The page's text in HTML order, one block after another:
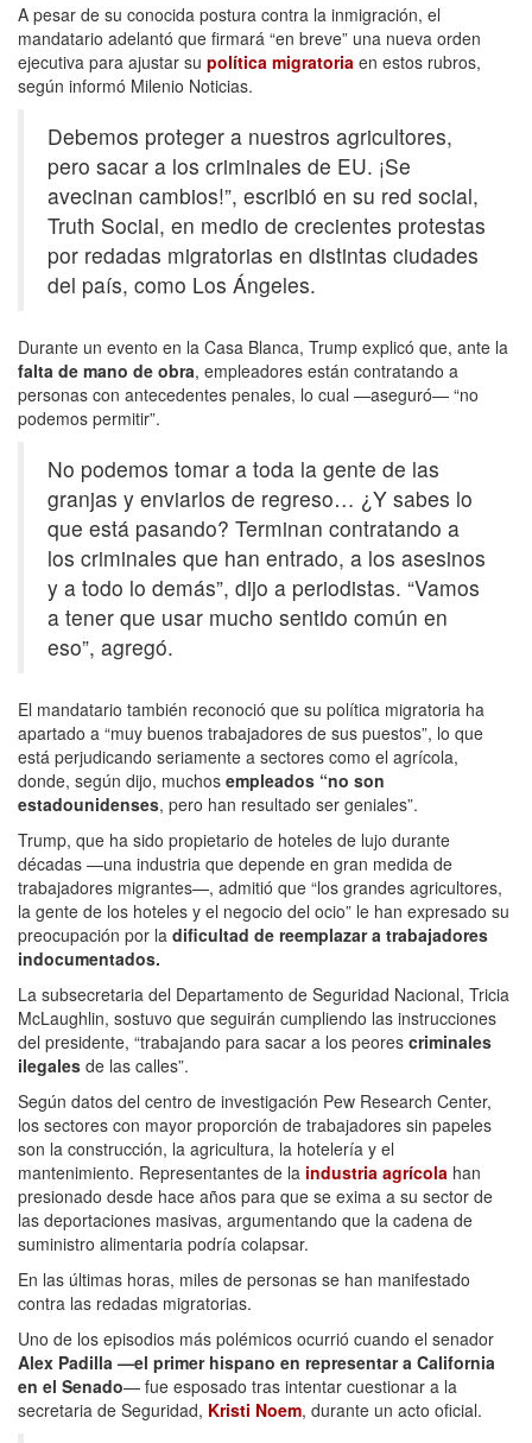
A pesar de su conocida postura contra la inmigración, el
mandatario adelantó que firmará “en breve” una nueva orden
ejecutiva para ajustar su política migratoria en estos rubros,
según informó Milenio Noticias.
Debemos proteger a nuestros agricultores,
pero sacar a los criminales de EU. ¡Se
avecinan cambios!”, escribió en su red social,
Truth Social, en medio de crecientes protestas
por redadas migratorias en distintas ciudades
del país, como Los Ángeles.
Durante un evento en la Casa Blanca, Trump explicó que, ante la
falta de mano de obra, empleadores están contratando a
personas con antecedentes penales, lo cual —aseguró— “no
podemos permitir”.
No podemos tomar a toda la gente de las
granjas y enviarlos de regreso… ¿Y sabes lo
que está pasando? Terminan contratando a
los criminales que han entrado, a los asesinos
y a todo lo demás”, dijo a periodistas. “Vamos
a tener que usar mucho sentido común en
eso”, agregó.
El mandatario también reconoció que su política migratoria ha
apartado a “muy buenos trabajadores de sus puestos”, lo que
está perjudicando seriamente a sectores como el agrícola,
donde, según dijo, muchos empleados “no son
estadounidenses, pero han resultado ser geniales”.
Trump, que ha sido propietario de hoteles de lujo durante
décadas —una industria que depende en gran medida de
trabajadores migrantes—, admitió que “los grandes agricultores,
la gente de los hoteles y el negocio del ocio” le han expresado su
preocupación por la dificultad de reemplazar a trabajadores
indocumentados.
La subsecretaria del Departamento de Seguridad Nacional, Tricia
McLaughlin, sostuvo que seguirán cumpliendo las instrucciones
del presidente, “trabajando para sacar a los peores criminales
ilegales de las calles”.
Según datos del centro de investigación Pew Research Center,
los sectores con mayor proporción de trabajadores sin papeles
son la construcción, la agricultura, la hotelería y el
mantenimiento. Representantes de la industria agrícola han
presionado desde hace años para que se exima a su sector de
las deportaciones masivas, argumentando que la cadena de
suministro alimentaria podría colapsar.
En las últimas horas, miles de personas se han manifestado
contra las redadas migratorias.
Uno de los episodios más polémicos ocurrió cuando el senador
Alex Padilla —el primer hispano en representar a California
en el Senado— fue esposado tras intentar cuestionar a la
secretaria de Seguridad, Kristi Noem, durante un acto oficial.